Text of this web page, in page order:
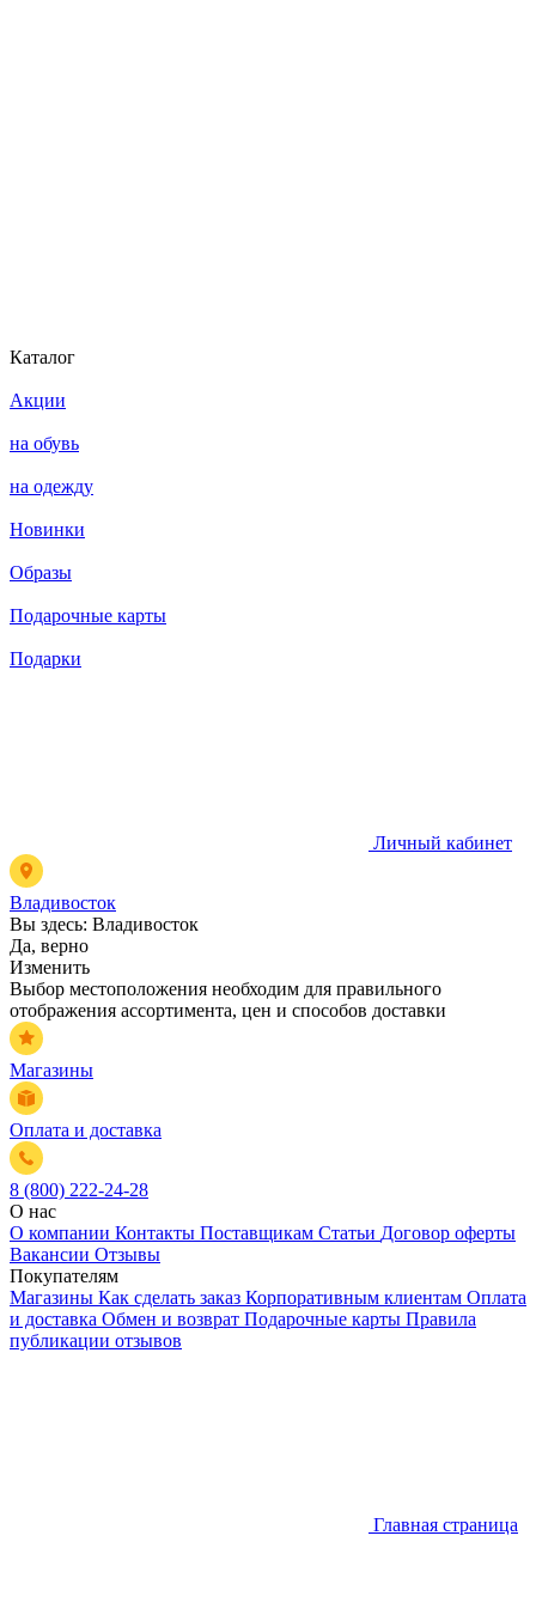
Каталог
Акции
на обувь
на одежду
Новинки
Образы
Подарочные карты
Подарки
Личный кабинет
Владивосток
Вы здесь: Владивосток
Да, верно
Изменить
Выбор местоположения необходим для правильного
отображения ассортимента, цен и способов доставки
Магазины
Оплата и доставка
8 (800) 222-24-28
О нас
О компании Контакты Поставщикам Статьи Договор оферты
Вакансии Отзывы
Покупателям
Магазины Как сделать заказ Корпоративным клиентам Оплата
и доставка Обмен и возврат Подарочные карты Правила
публикации отзывов
Главная страница